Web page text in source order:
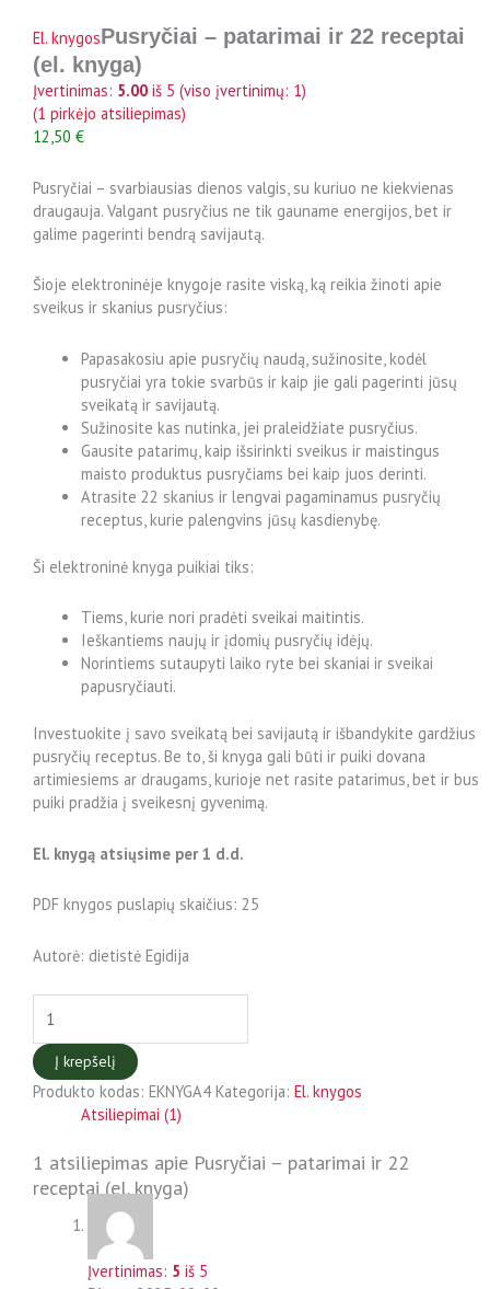
El. knygosPusryčiai – patarimai ir 22 receptai
(el. knyga)
Įvertinimas: 5.00 iš 5 (viso įvertinimų: 1)
(1 pirkėjo atsiliepimas)
12,50 €
Pusryčiai – svarbiausias dienos valgis, su kuriuo ne kiekvienas
draugauja. Valgant pusryčius ne tik gauname energijos, bet ir
galime pagerinti bendrą savijautą.
Šioje elektroninėje knygoje rasite viską, ką reikia žinoti apie
sveikus ir skanius pusryčius:
Papasakosiu apie pusryčių naudą, sužinosite, kodėl
pusryčiai yra tokie svarbūs ir kaip jie gali pagerinti jūsų
sveikatą ir savijautą.
Sužinosite kas nutinka, jei praleidžiate pusryčius.
Gausite patarimų, kaip išsirinkti sveikus ir maistingus
maisto produktus pusryčiams bei kaip juos derinti.
Atrasite 22 skanius ir lengvai pagaminamus pusryčių
receptus, kurie palengvins jūsų kasdienybę.
Ši elektroninė knyga puikiai tiks:
Tiems, kurie nori pradėti sveikai maitintis.
Ieškantiems naujų ir įdomių pusryčių idėjų.
Norintiems sutaupyti laiko ryte bei skaniai ir sveikai
papusryčiauti.
Investuokite į savo sveikatą bei savijautą ir išbandykite gardžius
pusryčių receptus. Be to, ši knyga gali būti ir puiki dovana
artimiesiems ar draugams, kurioje net rasite patarimus, bet ir bus
puiki pradžia į sveikesnį gyvenimą.
El. knygą atsiųsime per 1 d.d.
PDF knygos puslapių skaičius: 25
Autorė: dietistė Egidija
Į krepšelį
Produkto kodas: EKNYGA4 Kategorija: El. knygos
Atsiliepimai (1)
1 atsiliepimas apie Pusryčiai – patarimai ir 22
receptai (el. knyga)
Įvertinimas: 5 iš 5